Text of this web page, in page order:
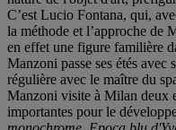
C’est Lucio Fontana, qui,
la méthode et l’approche de
en effet une figure familière
Manzoni passe ses étés
régulière avec le maître du
Manzoni visite à Milan deux
importantes pour le